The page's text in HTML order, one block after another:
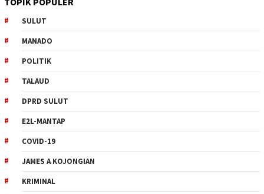
SULUT
MANADO
POLITIK
TALAUD
DPRD SULUT
E2L-MANTAP
COVID-19
JAMES A KOJONGIAN
KRIMINAL